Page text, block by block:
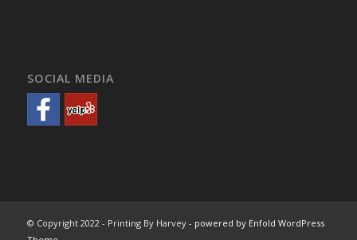
SOCIAL MEDIA
© Copyright 2022 - Printing By Harvey - powered by Enfold WordPress